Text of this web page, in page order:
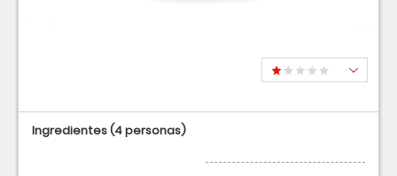
Ingredientes(4 personas)